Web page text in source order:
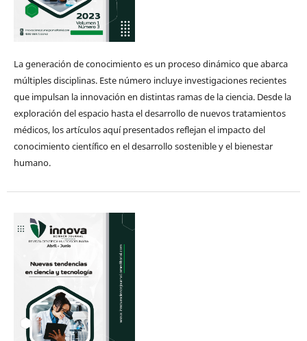
La generación de conocimiento es un proceso dinámico que abarca
múltiples disciplinas. Este número incluye investigaciones recientes
que impulsan la innovación en distintas ramas de la ciencia. Desde la
exploración del espacio hasta el desarrollo de nuevos tratamientos
médicos, los artículos aquí presentados reflejan el impacto del
conocimiento científico en el desarrollo sostenible y el bienestar
humano.